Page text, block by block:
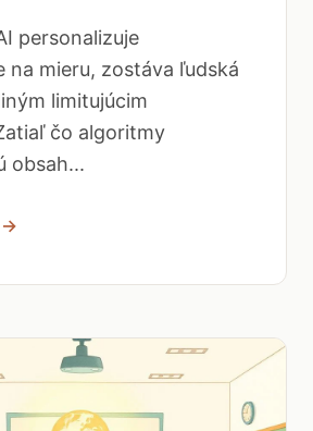
personalizuje
na mieru, zostáva ľudská
limitujúcim
čo algoritmy
obsah...
→